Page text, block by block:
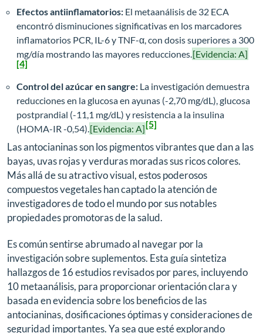
Efectos antiinflamatorios: El metaanálisis de 32 ECA
encontró disminuciones significativas en los marcadores
inflamatorios PCR, IL-6 y TNF-α, con dosis superiores a 300
mg/día mostrando las mayores reducciones.[Evidencia: A]
[4]
Control del azúcar en sangre: La investigación demuestra
reducciones en la glucosa en ayunas (-2,70 mg/dL), glucosa
postprandial (-11,1 mg/dL) y resistencia a la insulina
(HOMA-IR -0,54).[Evidencia: A][5]
Las antocianinas son los pigmentos vibrantes que dan a las
bayas, uvas rojas y verduras moradas sus ricos colores.
Más allá de su atractivo visual, estos poderosos
compuestos vegetales han captado la atención de
investigadores de todo el mundo por sus notables
propiedades promotoras de la salud.
Es común sentirse abrumado al navegar por la
investigación sobre suplementos. Esta guía sintetiza
hallazgos de 16 estudios revisados por pares, incluyendo
10 metaanálisis, para proporcionar orientación clara y
basada en evidencia sobre los beneficios de las
antocianinas, dosificaciones óptimas y consideraciones de
seguridad importantes. Ya sea que esté explorando